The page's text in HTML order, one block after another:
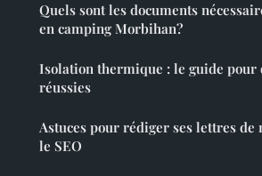
Quels sont les documents
en camping Morbihan?
Isolation thermique : le guide pour
réussies
Astuces pour rédiger ses lettres de
le SEO